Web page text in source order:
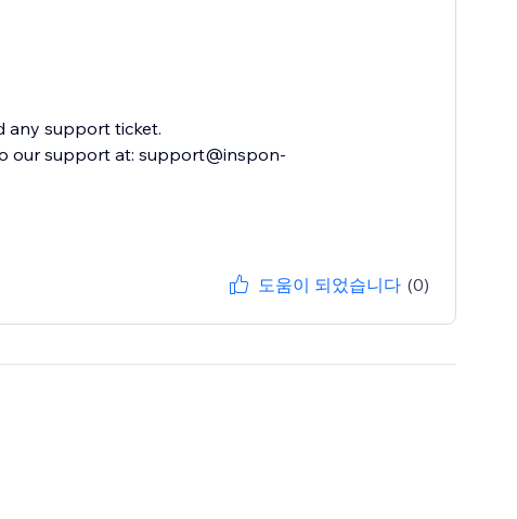
any support ticket.
our support at: support@inspon-
도움이 되었습니다 (0)